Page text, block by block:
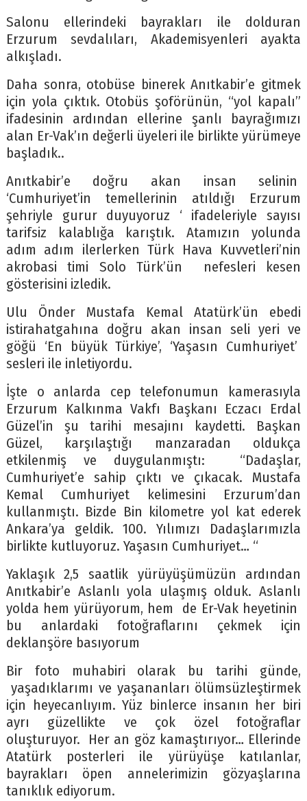
Salonu ellerindeki bayrakları ile dolduran
Erzurum sevdalıları, Akademisyenleri ayakta
alkışladı.
Daha sonra, otobüse binerek Anıtkabir’e gitmek
için yola çıktık. Otobüs şoförünün, “yol kapalı”
ifadesinin ardından ellerine şanlı bayrağımızı
alan Er-Vak’ın değerli üyeleri ile birlikte yürümeye
başladık..
Anıtkabir’e doğru akan insan selinin
‘Cumhuriyet’in temellerinin atıldığı Erzurum
şehriyle gurur duyuyoruz ‘ ifadeleriyle sayısı
tarifsiz kalablığa karıştık. Atamızın yolunda
adım adım ilerlerken Türk Hava Kuvvetleri’nin
akrobasi timi Solo Türk’ün nefesleri kesen
gösterisini izledik.
Ulu Önder Mustafa Kemal Atatürk’ün ebedi
istirahatgahına doğru akan insan seli yeri ve
göğü ‘En büyük Türkiye’, ‘Yaşasın Cumhuriyet’
sesleri ile inletiyordu.
İşte o anlarda cep telefonumun kamerasıyla
Erzurum Kalkınma Vakfı Başkanı Eczacı Erdal
Güzel’in şu tarihi mesajını kaydetti. Başkan
Güzel, karşılaştığı manzaradan oldukça
etkilenmiş ve duygulanmıştı: “Dadaşlar,
Cumhuriyet’e sahip çıktı ve çıkacak. Mustafa
Kemal Cumhuriyet kelimesini Erzurum’dan
kullanmıştı. Bizde Bin kilometre yol kat ederek
Ankara’ya geldik. 100. Yılımızı Dadaşlarımızla
birlikte kutluyoruz. Yaşasın Cumhuriyet… “
Yaklaşık 2,5 saatlik yürüyüşümüzün ardından
Anıtkabir’e Aslanlı yola ulaşmış olduk. Aslanlı
yolda hem yürüyorum, hem de Er-Vak heyetinin
bu anlardaki fotoğraflarını çekmek için
deklanşöre basıyorum
Bir foto muhabiri olarak bu tarihi günde,
yaşadıklarımı ve yaşananları ölümsüzleştirmek
için heyecanlıyım. Yüz binlerce insanın her biri
ayrı güzellikte ve çok özel fotoğraflar
oluşturuyor. Her an göz kamaştırıyor… Ellerinde
Atatürk posterleri ile yürüyüşe katılanlar,
bayrakları öpen annelerimizin gözyaşlarına
tanıklık ediyorum.